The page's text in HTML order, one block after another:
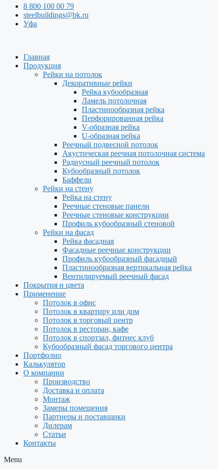
8 800 100 00 79
steelbuildings@bk.ru
Уфа
Главная
Продукция
Рейки на потолок
Декоративные рейки
Рейка кубообразная
Ламель потолочная
Пластинообразная рейка
Перфорированная рейка
V-образная рейка
U-образная рейка
Реечный подвесной потолок
Акустическая реечная потолочная система
Радиусный реечный потолок
Кубообразный потолок
Баффели
Рейки на стену
Рейка на стену
Реечные стеновые панели
Реечные стеновые конструкции
Профиль кубообразный стеновой
Рейки на фасад
Рейка фасадная
Фасадные реечные конструкции
Профиль кубообразный фасадный
Пластинообразная вертикальная рейка
Вентилируемый реечный фасад
Покрытия и цвета
Применение
Потолок в офис
Потолок в квартиру или дом
Потолок в торговый центр
Потолок в ресторан, кафе
Потолок в спортзал, фитнес клуб
Кубообразный фасад торгового центра
Портфолио
Калькулятор
О компании
Производство
Доставка и оплата
Монтаж
Замеры помещения
Партнеры и поставщики
Дилерам
Статьи
Контакты
Menu